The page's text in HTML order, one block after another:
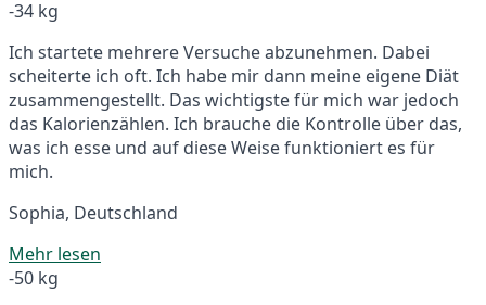
-34 kg
Ich startete mehrere Versuche abzunehmen. Dabei
scheiterte ich oft. Ich habe mir dann meine eigene Diät
zusammengestellt. Das wichtigste für mich war jedoch
das Kalorienzählen. Ich brauche die Kontrolle über das,
was ich esse und auf diese Weise funktioniert es für
mich.
Sophia, Deutschland
Mehr lesen
-50 kg